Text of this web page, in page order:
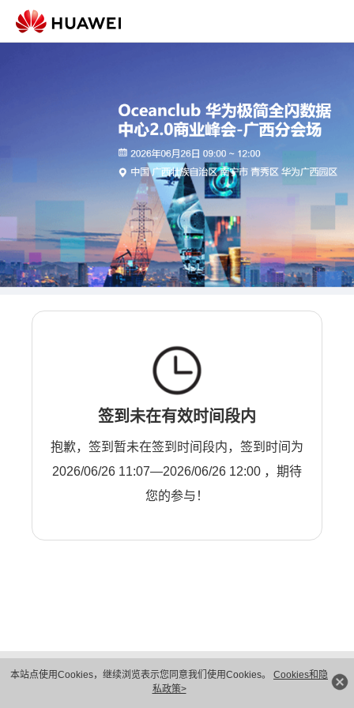
本站点使用Cookies，继续浏览表示您同意我们使用Cookies。 Cookies和隐
私政策>
签到未在有效时间段内
抱歉，签到暂未在签到时间段内，签到时间为
2026/06/26 11:07—2026/06/26 12:00 ，期待
您的参与！
隐私保护
法律声明